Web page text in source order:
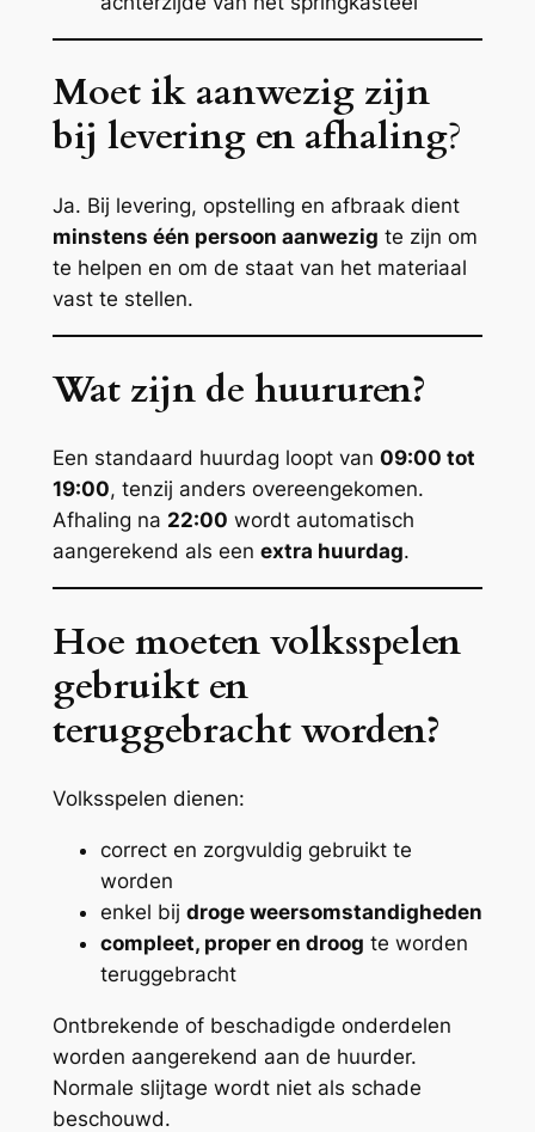
Moet ik aanwezig zijn
bij levering en afhaling?
Ja. Bij levering, opstelling en afbraak dient
minstens één persoon aanwezig te zijn om
te helpen en om de staat van het materiaal
vast te stellen.
Wat zijn de huururen?
Een standaard huurdag loopt van 09:00 tot
19:00, tenzij anders overeengekomen.
Afhaling na 22:00 wordt automatisch
aangerekend als een extra huurdag.
Hoe moeten volksspelen
gebruikt en
teruggebracht worden?
Volksspelen dienen:
correct en zorgvuldig gebruikt te
worden
enkel bij droge weersomstandigheden
compleet, proper en droog te worden
teruggebracht
Ontbrekende of beschadigde onderdelen
worden aangerekend aan de huurder.
Normale slijtage wordt niet als schade
beschouwd.